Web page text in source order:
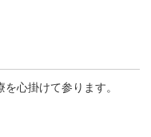
心掛けて参ります。